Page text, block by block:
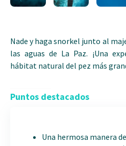
Nade y haga snorkel junto al
las aguas de La Paz. ¡Una
hábitat natural del pez más
Puntos destacados
Una hermosa manera